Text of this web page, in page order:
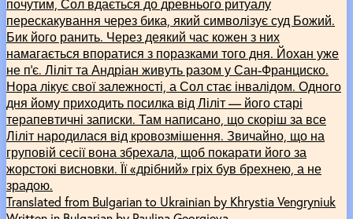
почутим, Сол вдається до древнього ритуалу
перескакування через бика, який символізує суд Божий.
Бик його ранить. Через деякий час кожен з них
намагається впоратися з поразками того дня. Йохан уже
не п’є. Ліліт та Андріан живуть разом у Сан-Франциско.
Нора лікує свої залежності, а Сол стає інвалідом. Одного
дня йому приходить посилка від Ліліт –– його старі
терапевтичні записки. Там написано, що скоріш за все
Ліліт народилася від кровозмішення. Звичайно, що на
груповій сесії вона збрехала, щоб покарати його за
жорстокі висновки. Її «дрібний» гріх був брехнею, а не
зрадою.
Translated from Bulgarian to Ukrainian by Khrystia Vengryniuk